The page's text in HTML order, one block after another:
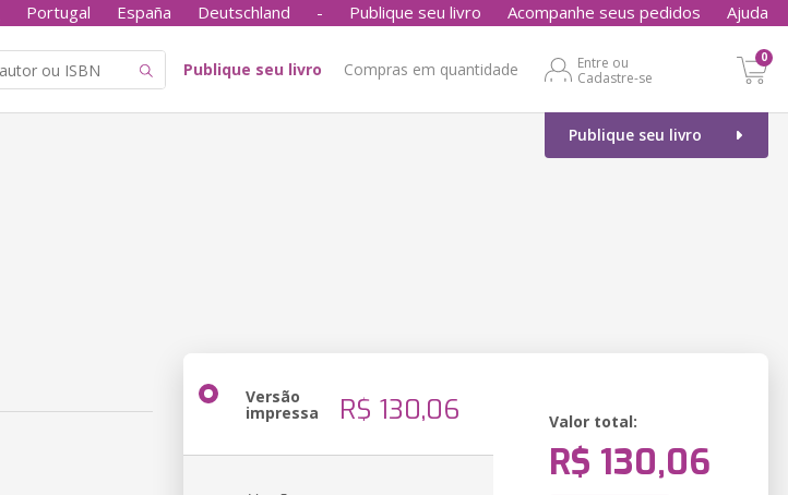
Portugal España Deutschland - Publique seu livro Acompanhe seus pedidos Ajuda
Publique seu livro Compras em quantidade
Entre ou
Cadastre-se
0
Publique seu livro
Versão
impressa R$ 130,06 Valor total:
R$ 130,06